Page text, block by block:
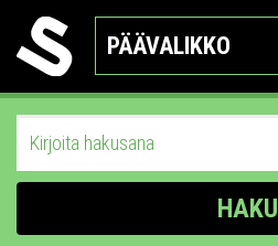
PÄÄVALIKKO
HAKU